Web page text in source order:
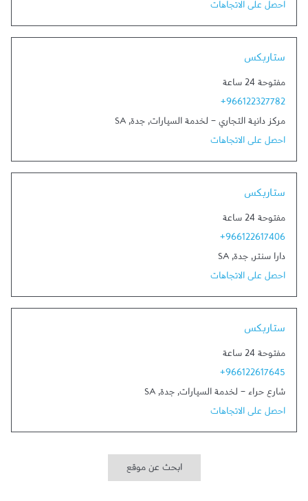
احصل على الاتجاهات
ستاربكس
مفتوحة 24 ساعة
+966122327782
مركز دانية التجاري - لخدمة السيارات, جدة,
SA
احصل على الاتجاهات
ستاربكس
مفتوحة 24 ساعة
+966122617406
دارا سنتر, جدة,
SA
احصل على الاتجاهات
ستاربكس
مفتوحة 24 ساعة
+966122617645
شارع حراء - لخدمة السيارات, جدة,
SA
احصل على الاتجاهات
ابحث عن موقع